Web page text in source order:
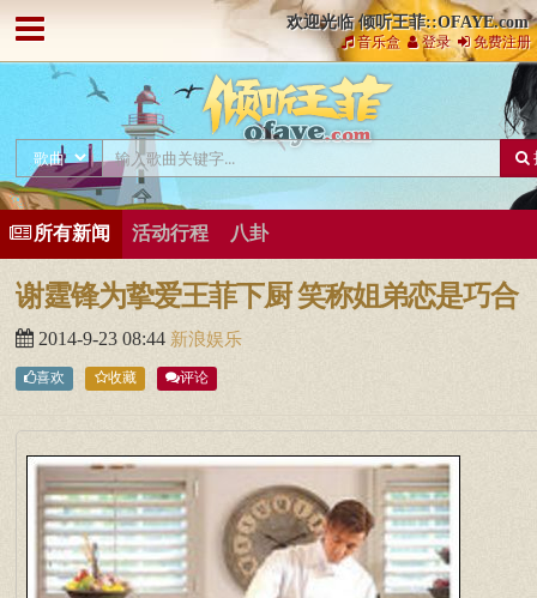
欢迎光临 倾听王菲::OFAYE.com
音乐盒 登录 免费注册
所有新闻 活动行程 八卦
谢霆锋为挚爱王菲下厨 笑称姐弟恋是巧合
2014-9-23 08:44 新浪娱乐
喜欢 收藏 评论